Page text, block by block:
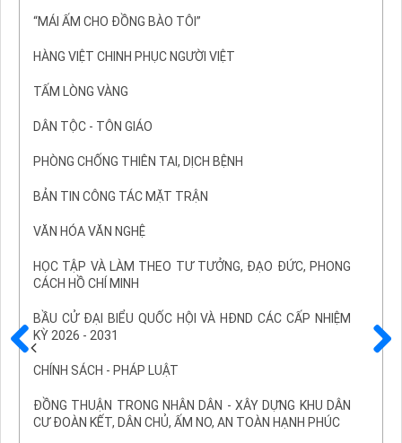
“MÁI ẤM CHO ĐỒNG BÀO TÔI”
HÀNG VIỆT CHINH PHỤC NGƯỜI VIỆT
TẤM LÒNG VÀNG
DÂN TỘC - TÔN GIÁO
PHÒNG CHỐNG THIÊN TAI, DỊCH BỆNH
BẢN TIN CÔNG TÁC MẶT TRẬN
VĂN HÓA VĂN NGHỆ
HỌC TẬP VÀ LÀM THEO TƯ TƯỞNG, ĐẠO ĐỨC, PHONG
CÁCH HỒ CHÍ MINH
BẦU CỬ ĐẠI BIỂU QUỐC HỘI VÀ HĐND CÁC CẤP NHIỆM
KỲ 2026 - 2031
CHÍNH SÁCH - PHÁP LUẬT
ĐỒNG THUẬN TRONG NHÂN DÂN - XÂY DỰNG KHU DÂN
CƯ ĐOÀN KẾT, DÂN CHỦ, ẤM NO, AN TOÀN HẠNH PHÚC
Trước